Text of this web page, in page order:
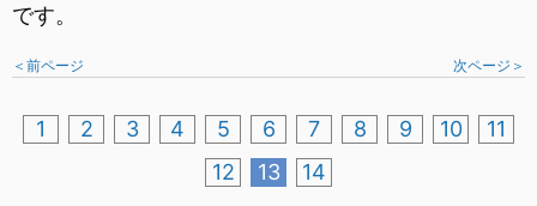
です。
＜前ページ 次ページ＞
1 2 3 4 5 6 7 8 9 10
11
12
13 14